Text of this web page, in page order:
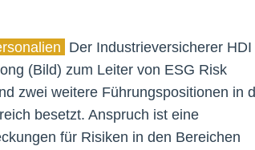
Der Industrieversicherer HDI
(Bild) zum Leiter von ESG Risk
zwei weitere Führungspositionen in
besetzt. Anspruch ist eine
für Risiken in den Bereichen